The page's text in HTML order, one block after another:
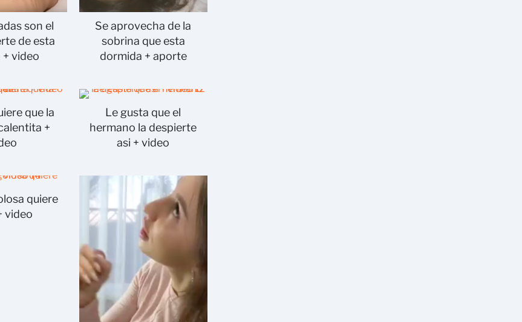
son el
de esta
+ video
Se aprovecha de la
sobrina que esta
dormida + aporte
que la
+
Le gusta que el
hermano la despierte
asi + video
quiere
video